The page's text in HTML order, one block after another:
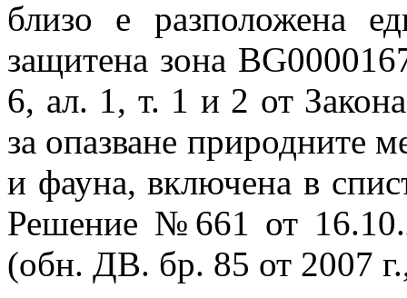
близо е разположена
защитена зона
6, ал. 1, т. 1 и 2 от
за опазване природните
и фауна, включена в
Решение №661 от
(обн. ДВ. бр. 85 от 2007